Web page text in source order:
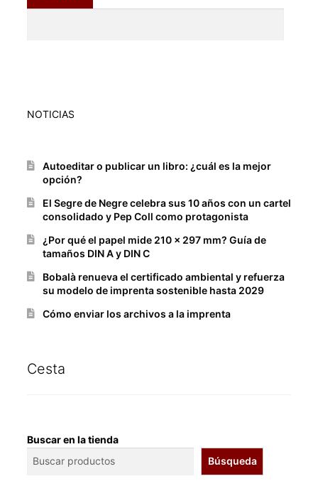
NOTICIAS
Autoeditar o publicar un libro: ¿cuál es la mejor
opción?
El Segre de Negre celebra sus 10 años con un cartel
consolidado y Pep Coll como protagonista
¿Por qué el papel mide 210 x 297 mm? Guía de
tamaños DIN A y DIN C
Bobalà renueva el certificado ambiental y refuerza
su modelo de imprenta sostenible hasta 2029
Cómo enviar los archivos a la imprenta
Cesta
Buscar en la tienda
Búsqueda